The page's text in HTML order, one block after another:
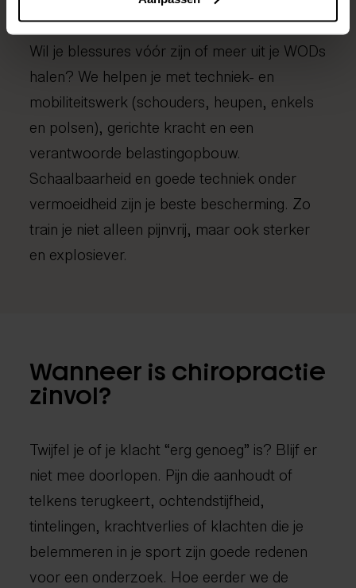
Wil je blessures vóór zijn of meer uit je WODs
halen? We helpen je met techniek- en
mobiliteitswerk (schouders, heupen, enkels
en polsen), gerichte kracht en een
verantwoorde belastingopbouw.
Schaalbaarheid en goede techniek onder
vermoeidheid zijn je beste bescherming. Zo
train je niet alleen pijnvrij, maar ook sterker
en explosiever.
Wanneer is chiropractie
zinvol?
Twijfel je of je klacht “erg genoeg” is? Blijf er
niet mee doorlopen. Pijn die aanhoudt of
telkens terugkeert, ochtendstijfheid,
tintelingen, krachtverlies of klachten die je
belemmeren in je sport zijn goede redenen
voor een onderzoek. Hoe eerder we de